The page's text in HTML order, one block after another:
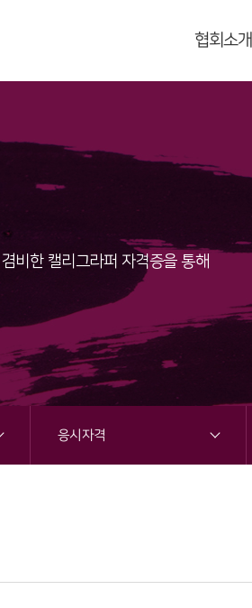
협회소개
비한 캘리그라퍼 자격증을 통해
응시자격